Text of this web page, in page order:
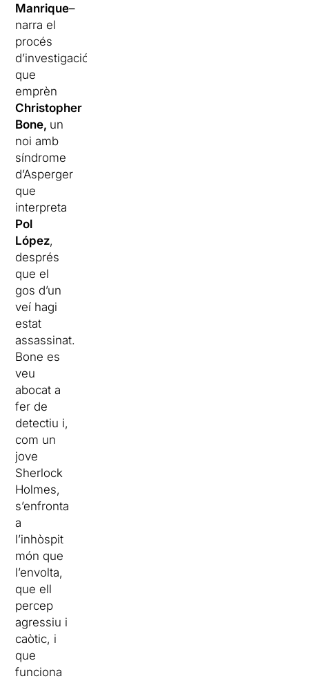
Manrique–
narra el
procés
d’investigació
que
emprèn
Christopher
Bone, un
noi amb
síndrome
d’Asperger
que
interpreta
Pol
López,
després
que el
gos d’un
veí hagi
estat
assassinat.
Bone es
veu
abocat a
fer de
detectiu i,
com un
jove
Sherlock
Holmes,
s’enfronta
a
l’inhòspit
món que
l’envolta,
que ell
percep
agressiu i
caòtic, i
que
funciona